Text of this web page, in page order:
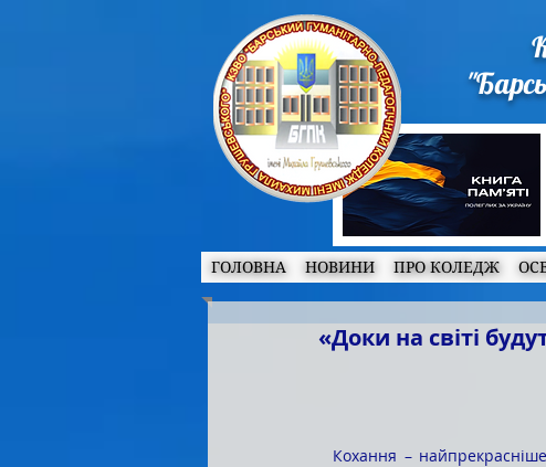
ГОЛОВНА НОВИНИ ПРО КОЛЕДЖ
«Доки на світі